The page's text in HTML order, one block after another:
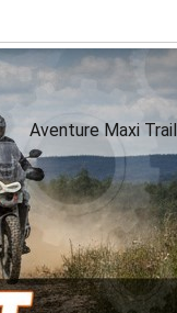
Aventure Maxi Trail